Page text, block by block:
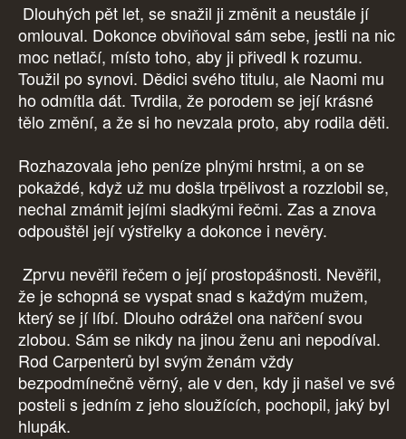
Dlouhých pět let, se snažil ji změnit a neustále jí
omlouval. Dokonce obviňoval sám sebe, jestli na nic
moc netlačí, místo toho, aby ji přivedl k rozumu.
Toužil po synovi. Dědici svého titulu, ale Naomi mu
ho odmítla dát. Tvrdila, že porodem se její krásné
tělo změní, a že si ho nevzala proto, aby rodila děti.
Rozhazovala jeho peníze plnými hrstmi, a on se
pokaždé, když už mu došla trpělivost a rozzlobil se,
nechal zmámit jejími sladkými řečmi. Zas a znova
odpouštěl její výstřelky a dokonce i nevěry.
Zprvu nevěřil řečem o její prostopášnosti. Nevěřil,
že je schopná se vyspat snad s každým mužem,
který se jí líbí. Dlouho odrážel ona nařčení svou
zlobou. Sám se nikdy na jinou ženu ani nepodíval.
Rod Carpenterů byl svým ženám vždy
bezpodmínečně věrný, ale v den, kdy ji našel ve své
posteli s jedním z jeho sloužících, pochopil, jaký byl
hlupák.